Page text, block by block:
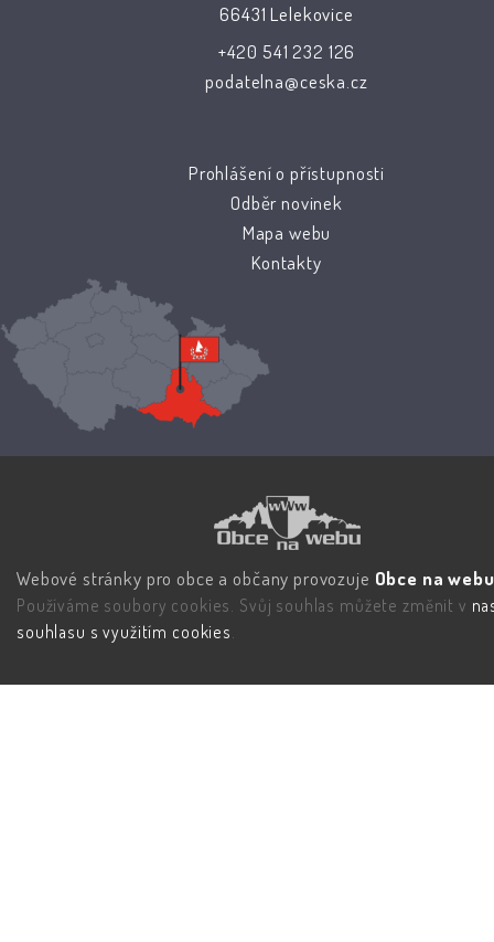
66431 Lelekovice
+420 541 232 126
podatelna@ceska.cz
Prohlášení o přístupnosti
Odběr novinek
Mapa webu
Kontakty
Webové stránky pro obce a občany provozuje Obce na
Používáme soubory cookies. Svůj souhlas můžete změnit v
souhlasu s využitím cookies